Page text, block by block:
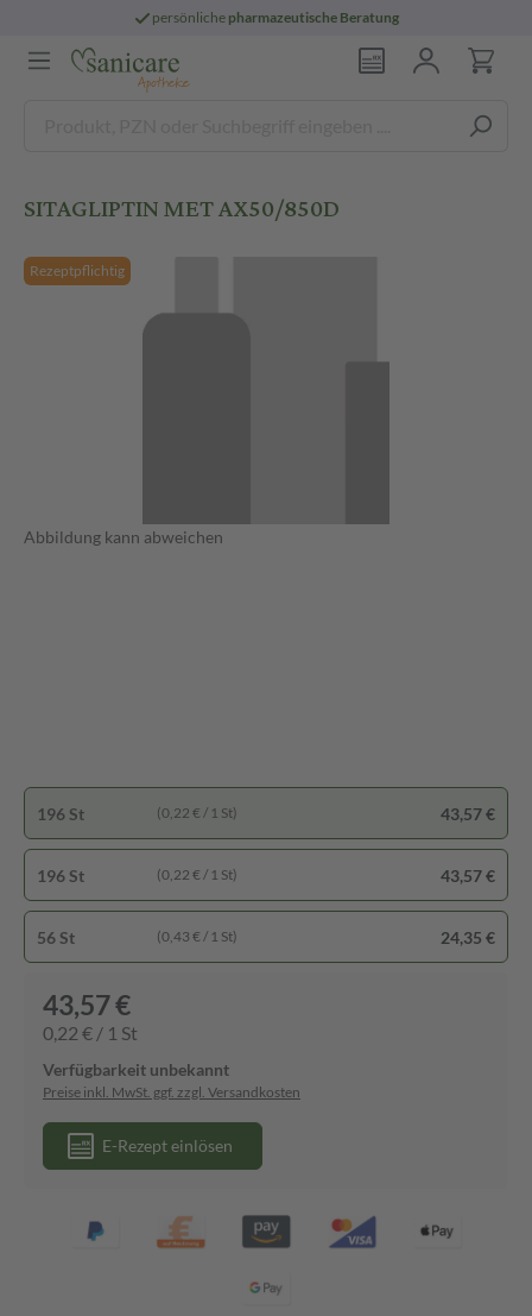
persönliche pharmazeutische Beratung
SITAGLIPTIN MET AX50/850D
Rezeptpflichtig
Abbildung kann abweichen
196 St (0,22 € / 1 St) 43,57 €
196 St (0,22 € / 1 St) 43,57 €
56 St (0,43 € / 1 St) 24,35 €
43,57 €
0,22 € / 1 St
Verfügbarkeit unbekannt
Preise inkl. MwSt. ggf. zzgl. Versandkosten
E-Rezept einlösen